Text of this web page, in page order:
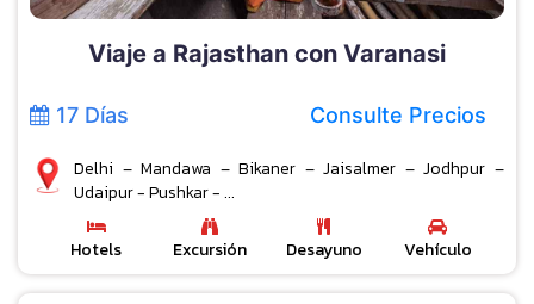
Viaje a Rajasthan con Varanasi
17 Días Consulte Precios
Delhi – Mandawa – Bikaner – Jaisalmer – Jodhpur –
Udaipur - Pushkar - ...
Hotels Excursión Desayuno Vehículo